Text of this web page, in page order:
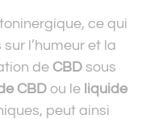
ce qui
l’humeur et la
de CBD sous
CBD ou le liquide
peut ainsi